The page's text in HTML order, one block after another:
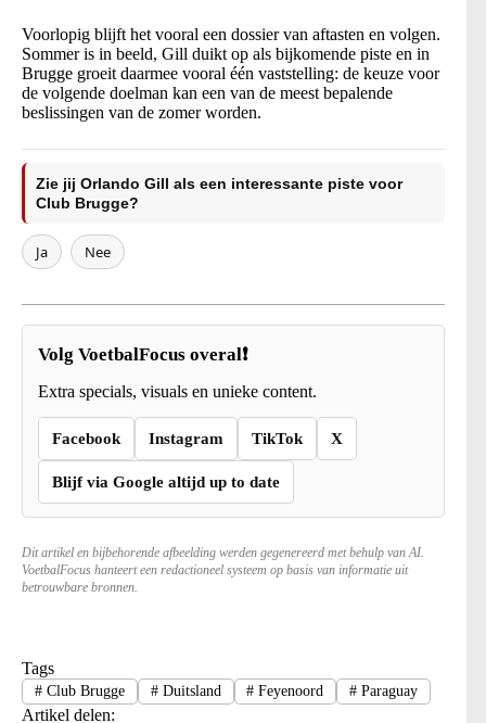
Voorlopig blijft het vooral een dossier van aftasten en volgen.
Sommer is in beeld, Gill duikt op als bijkomende piste en in
Brugge groeit daarmee vooral één vaststelling: de keuze voor
de volgende doelman kan een van de meest bepalende
beslissingen van de zomer worden.
Zie jij Orlando Gill als een interessante piste voor
Club Brugge?
Ja Nee
Volg VoetbalFocus overal❗
Extra specials, visuals en unieke content.
Facebook Instagram TikTok X
Blijf via Google altijd up to date
Dit artikel en bijbehorende afbeelding werden gegenereerd met behulp van AI.
VoetbalFocus hanteert een redactioneel systeem op basis van informatie uit
betrouwbare bronnen.
Tags
#Club Brugge #Duitsland # Feyenoord # Paraguay
Artikel delen: